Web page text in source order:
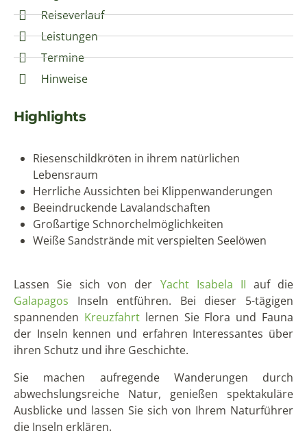
Reiseverlauf
Leistungen
Termine
Hinweise
Highlights
Riesenschildkröten in ihrem natürlichen
Lebensraum
Herrliche Aussichten bei Klippenwanderungen
Beeindruckende Lavalandschaften
Großartige Schnorchelmöglichkeiten
Weiße Sandstrände mit verspielten Seelöwen
Lassen Sie sich von der Yacht Isabela II auf die
Galapagos Inseln entführen. Bei dieser 5-tägigen
spannenden Kreuzfahrt lernen Sie Flora und Fauna
der Inseln kennen und erfahren Interessantes über
ihren Schutz und ihre Geschichte.
Sie machen aufregende Wanderungen durch
abwechslungsreiche Natur, genießen spektakuläre
Ausblicke und lassen Sie sich von Ihrem Naturführer
die Inseln erklären.